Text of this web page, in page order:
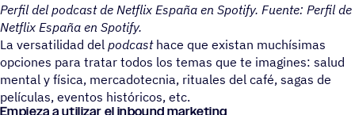
Perfil del podcast de Netflix España en Spotify. Fuente: Perfil de
Netflix España en Spotify.
La versatilidad del podcasthace que existan muchísimas
opciones para tratar todos los temas que te imagines: salud
mental y física, mercadotecnia, rituales del café, sagas de
películas, eventos históricos, etc.